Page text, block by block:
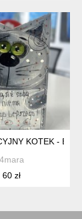
KOTEK -
4mara
60 zł